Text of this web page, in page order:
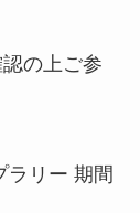
の上ご参
ラリー 期間